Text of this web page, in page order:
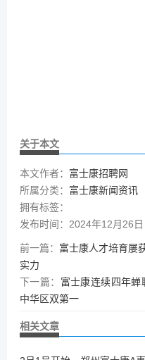
关于本文
本文作者： 富士康招聘网
所属分类： 富士康新闻资讯
拥有标签：
发布时间：2024年12月26
前一篇： 富士康人才培育屡
实力
下一篇： 富士康连续四年
中华区双第一
相关文章